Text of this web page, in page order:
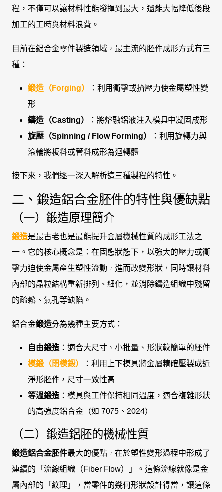
程，不僅可以讓材料性能發揮到最大，還能大幅降低後段
加工的工時與材料浪費。
目前在鋁合金零件製造領域，最主流的胚件成形方式有三
種：
鍛造（Forging）
：利用衝擊或擠壓力使金屬塑性變
形
鑄造（Casting）
：將熔融鋁液注入模具中凝固成形
旋壓（Spinning / Flow Forming）
：利用旋轉力與
滾輪將板料或管料成形為迴轉體
接下來，我們逐一深入解析這三種製程的特性。
二、鍛造鋁合金胚件的特性與優缺點
（一）鍛造原理簡介
鍛造是最古老也是最能提升金屬機械性質的成形工法之
一。它的核心概念是：在固態狀態下，以強大的壓力或衝
擊力迫使金屬產生塑性流動，進而改變形狀，同時讓材料
內部的晶粒結構重新排列、細化，並消除鑄造組織中殘留
的疏鬆、氣孔等缺陷。
鋁合金鍛造分為幾種主要方式：
自由鍛造 ：適合大尺寸、小批量、形狀較簡單的胚件
模鍛（閉模鍛）
：利用上下模具將金屬精確壓製成近
淨形胚件，尺寸一致性高
等溫鍛造 ：模具與工件保持相同溫度，適合複雜形狀
的高強度鋁合金（如 7075、2024）
（二）鍛造鋁胚的機械性質
鍛造鋁合金胚件最大的優點，在於塑性變形過程中形成了
連續的「流線組織（Fiber Flow）」。這條流線就像是金
屬內部的「紋理」，當零件的幾何形狀設計得當，讓這條